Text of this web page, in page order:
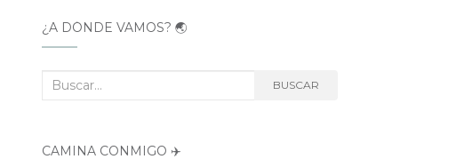
¿A DÓNDE VAMOS? 🌏
Buscar: BUSCAR
CAMINA CONMIGO ✈️